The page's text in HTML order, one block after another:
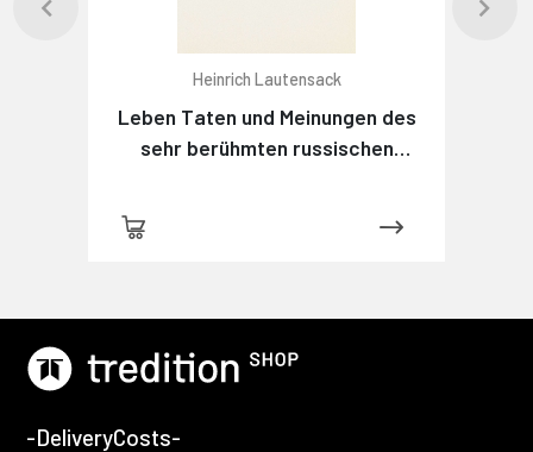
Heinrich Lautensack
Leben Taten und Meinungen des
sehr berühmten russischen
-DeliveryCosts-